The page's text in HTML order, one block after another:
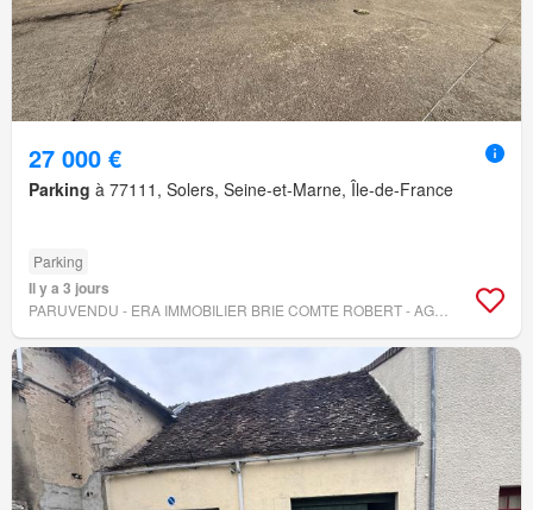
27 000 €
Parking à 77111, Solers, Seine-et-Marne, Île-de-France
Parking
Il y a 3 jours